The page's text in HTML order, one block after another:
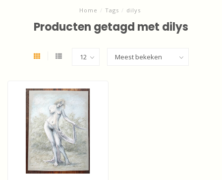
Home / Tags / dilys
Producten getagd met dilys